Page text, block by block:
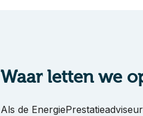
Waar letten we
Als de